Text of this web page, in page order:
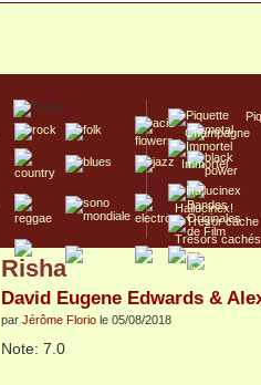
Champagne
Immortel
Hallucinex!
Trésors cachés
Culte/Collector
Risha
David Eugene Edwards &
par Jérôme Florio le 05/08/2018
Note: 7.0